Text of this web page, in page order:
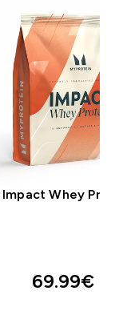
Impact Whey
69.99€‎